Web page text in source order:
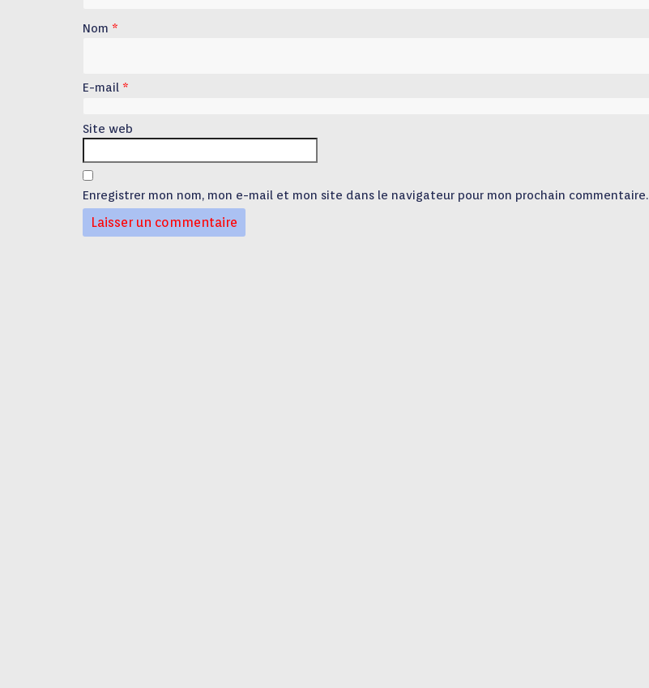
Nom *
E-mail *
Site web
Enregistrer mon nom, mon e-mail et mon site dans le navigateur pour mon prochain commentaire.